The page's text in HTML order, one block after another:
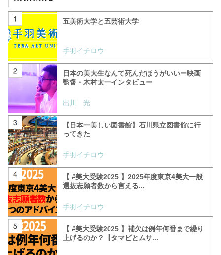
五美術大学と五芸術大学
手羽イチロウ
日本の美大生なんて死んだほうがいいー映画
監督・木村太一インタビュー
出川 光
【日本一美しい図書館】石川県立図書館に行
ってきた
手羽イチロウ
【 #美大受験2025 】2025年度東京4美大一般
選抜志願者数から言える...
手羽イチロウ
【 #美大受験2025 】補欠は例年何番まで繰り
上げるのか？【タマビとムサ...